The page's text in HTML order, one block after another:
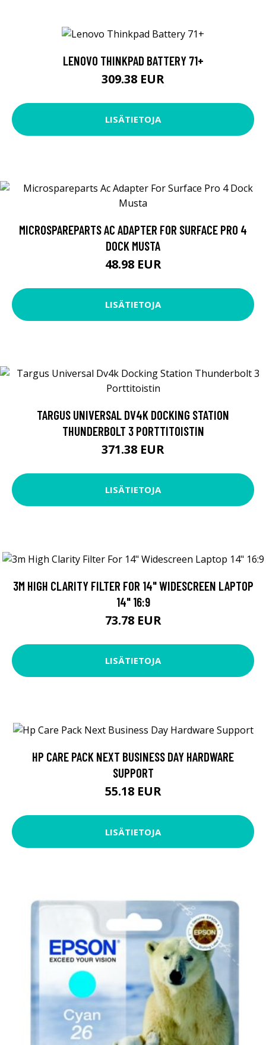
LENOVO THINKPAD BATTERY 71+
309.38 EUR
LISÄTIETOJA
MICROSPAREPARTS AC ADAPTER FOR SURFACE PRO 4
DOCK MUSTA
48.98 EUR
LISÄTIETOJA
TARGUS UNIVERSAL DV4K DOCKING STATION
THUNDERBOLT 3 PORTTITOISTIN
371.38 EUR
LISÄTIETOJA
3M HIGH CLARITY FILTER FOR 14" WIDESCREEN LAPTOP
14" 16:9
73.78 EUR
LISÄTIETOJA
HP CARE PACK NEXT BUSINESS DAY HARDWARE
SUPPORT
55.18 EUR
LISÄTIETOJA